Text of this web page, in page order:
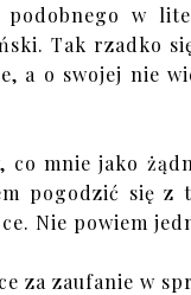
podobnego w
Tak rzadko
a o swojej nie
mnie jako
pogodzić się z
Nie powiem
za zaufanie w